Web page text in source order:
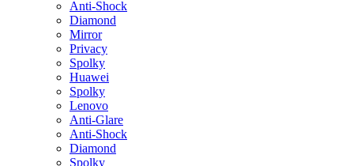
Anti-Shock
Diamond
Mirror
Privacy
Spolky
Huawei
Spolky
Lenovo
Anti-Glare
Anti-Shock
Diamond
Spolky